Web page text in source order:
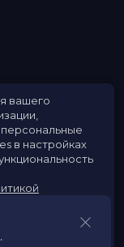
вашего
в настройках